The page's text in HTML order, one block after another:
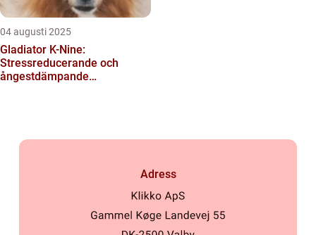
04 augusti 2025
Gladiator K-Nine:
Stressreducerande och
ångestdämpande
Adress